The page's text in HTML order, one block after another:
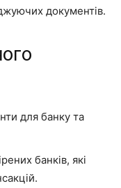
документів.
для банку та
банків, які